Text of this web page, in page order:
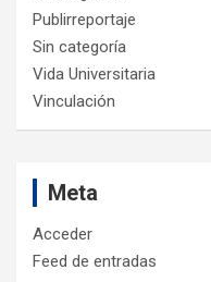
Publirreportaje
Sin categoría
Vida Universitaria
Vinculación
Meta
Acceder
Feed de entradas